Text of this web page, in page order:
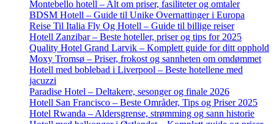
Montebello hotell – Alt om priser, fasiliteter og omtaler
BDSM Hotell – Guide til Unike Overnattinger i Europa
Reise Til Italia Fly Og Hotell – Guide til billige reiser
Hotell Zanzibar – Beste hoteller, priser og tips for 2025
Quality Hotel Grand Larvik – Komplett guide for ditt opphold
Moxy Tromsø – Priser, frokost og sannheten om omdømmet
Hotell med boblebad i Liverpool – Beste hotellene med
jacuzzi
Paradise Hotel – Deltakere, sesonger og finale 2026
Hotell San Francisco – Beste Områder, Tips og Priser 2025
Hotel Rwanda – Aldersgrense, strømming og sann historie